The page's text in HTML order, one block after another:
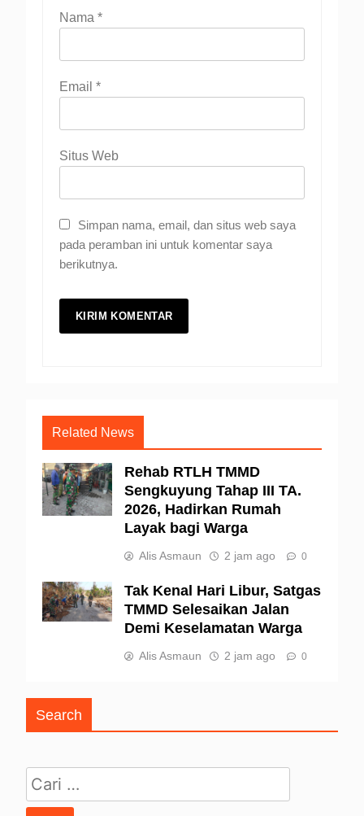
Nama *
Email *
Situs Web
Simpan nama, email, dan situs web saya
pada peramban ini untuk komentar saya
berikutnya.
Related News
Rehab RTLH TMMD
Sengkuyung Tahap III TA.
2026, Hadirkan Rumah
Layak bagi Warga
Alis Asmaun 2 jam ago 0
Tak Kenal Hari Libur, Satgas
TMMD Selesaikan Jalan
Demi Keselamatan Warga
Alis Asmaun 2 jam ago 0
Search